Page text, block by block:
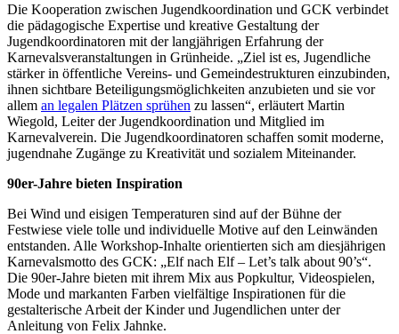
Die Kooperation zwischen Jugendkoordination und GCK verbindet
die pädagogische Expertise und kreative Gestaltung der
Jugendkoordinatoren mit der langjährigen Erfahrung der
Karnevalsveranstaltungen in Grünheide. „Ziel ist es, Jugendliche
stärker in öffentliche Vereins- und Gemeindestrukturen einzubinden,
ihnen sichtbare Beteiligungsmöglichkeiten anzubieten und sie vor
allem an legalen Plätzen sprühen zu lassen“, erläutert Martin
Wiegold, Leiter der Jugendkoordination und Mitglied im
Karnevalverein. Die Jugendkoordinatoren schaffen somit moderne,
jugendnahe Zugänge zu Kreativität und sozialem Miteinander.
90er-Jahre bieten Inspiration
Bei Wind und eisigen Temperaturen sind auf der Bühne der
Festwiese viele tolle und individuelle Motive auf den Leinwänden
entstanden. Alle Workshop-Inhalte orientierten sich am diesjährigen
Karnevalsmotto des GCK: „Elf nach Elf – Let’s talk about 90’s“.
Die 90er-Jahre bieten mit ihrem Mix aus Popkultur, Videospielen,
Mode und markanten Farben vielfältige Inspirationen für die
gestalterische Arbeit der Kinder und Jugendlichen unter der
Anleitung von Felix Jahnke.